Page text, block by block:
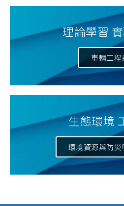
理論學習
車輛工程
生態環境
環境資源與防災